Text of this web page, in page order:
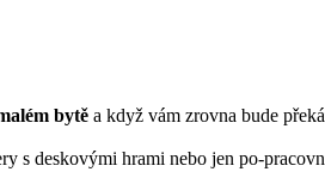
bytě a když vám zrovna bude
s deskovými hrami nebo jen po-